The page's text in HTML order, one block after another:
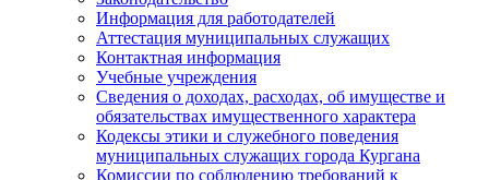
Информация для работодателей
Аттестация муниципальных служащих
Контактная информация
Учебные учреждения
Сведения о доходах, расходах, об имуществе и
обязательствах имущественного характера
Кодексы этики и служебного поведения
муниципальных служащих города Кургана
Комиссии по соблюдению требований к